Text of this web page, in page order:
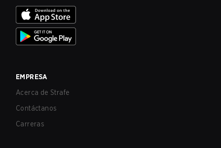
EMPRESA
Acerca de Strafe
Contáctanos
Carreras